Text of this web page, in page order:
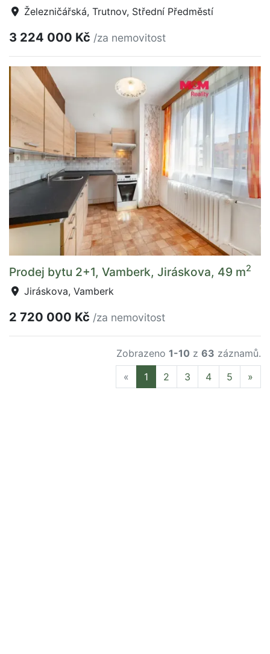
Železničářská, Trutnov, Střední Předměstí
3 224 000 Kč /za nemovitost
Prodej bytu 2+1, Vamberk, Jiráskova, 49 m2
Jiráskova, Vamberk
2 720 000 Kč /za nemovitost
Zobrazeno 1-10 z 63 záznamů.
« Previous
1 2 3 4 5 »